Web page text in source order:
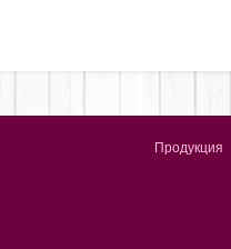
Продукция